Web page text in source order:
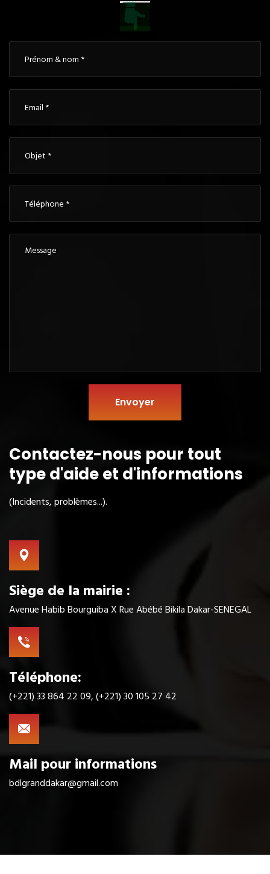
Envoyer
Contactez-nous pour tout
typed'aide et d'informations
(Incidents, problèmes...).
Siège de la mairie :
Avenue Habib Bourguiba X Rue Abébé Bikila Dakar-SENEGAL
Téléphone:
(+221) 33 864 22 09, (+221) 30 105 27 42
Mail pour informations
bdlgranddakar@gmail.com